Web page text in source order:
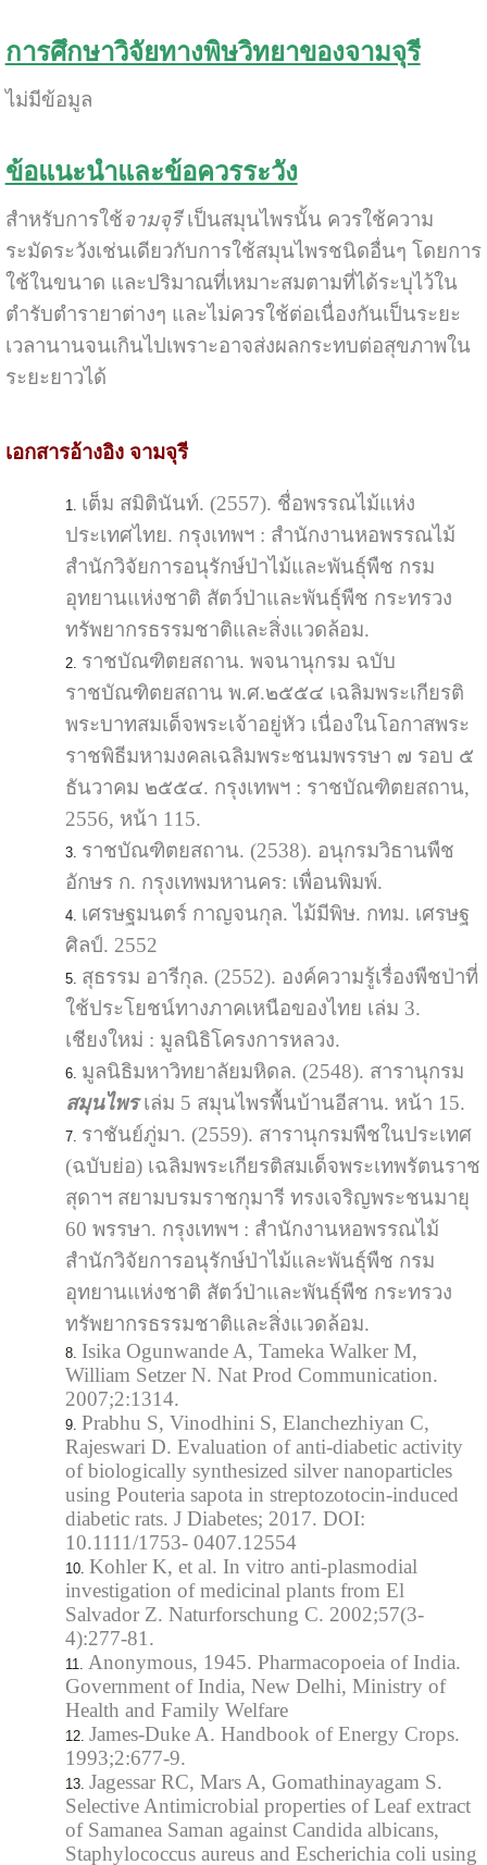
การศึกษาวิจัยทางพิษวิทยาของจามจุรี
ไม่มีข้อมูล
ข้อแนะนำและข้อควรระวัง
สำหรับการใช้จามจุรีเป็นสมุนไพรนั้น ควรใช้ความ
ระมัดระวังเช่นเดียวกับการใช้สมุนไพรชนิดอื่นๆ โดยการ
ใช้ในขนาด และปริมาณที่เหมาะสมตามที่ได้ระบุไว้ใน
ตำรับตำรายาต่างๆ และไม่ควรใช้ต่อเนื่องกันเป็นระยะ
เวลานานจนเกินไปเพราะอาจส่งผลกระทบต่อสุขภาพใน
ระยะยาวได้
เอกสารอ้างอิง จามจุรี
เต็ม สมิตินันท์. (2557). ชื่อพรรณไม้แห่ง
ประเทศไทย. กรุงเทพฯ : สำนักงานหอพรรณไม้
สำนักวิจัยการอนุรักษ์ป่าไม้และพันธุ์พืช กรม
อุทยานแห่งชาติ สัตว์ป่าและพันธุ์พืช กระทรวง
ทรัพยากรธรรมชาติและสิ่งแวดล้อม.
ราชบัณฑิตยสถาน. พจนานุกรม ฉบับ
ราชบัณฑิตยสถาน พ.ศ.๒๕๕๔ เฉลิมพระเกียรติ
พระบาทสมเด็จพระเจ้าอยู่หัว เนื่องในโอกาสพระ
ราชพิธีมหามงคลเฉลิมพระชนมพรรษา ๗ รอบ ๕
ธันวาคม ๒๕๕๔. กรุงเทพฯ : ราชบัณฑิตยสถาน,
2556, หน้า 115.
ราชบัณฑิตยสถาน. (2538). อนุกรมวิธานพืช
อักษร ก. กรุงเทพมหานคร: เพื่อนพิมพ์.
เศรษฐมนตร์ กาญจนกุล. ไม้มีพิษ. กทม. เศรษฐ
ศิลป์. 2552
สุธรรม อารีกุล. (2552). องค์ความรู้เรื่องพืชป่าที่
ใช้ประโยชน์ทางภาคเหนือของไทย เล่ม 3.
เชียงใหม่ : มูลนิธิโครงการหลวง.
มูลนิธิมหาวิทยาลัยมหิดล. (2548). สารานุกรม
สมุนไพรเล่ม 5 สมุนไพรพื้นบ้านอีสาน. หน้า 15.
ราชันย์ภู่มา. (2559). สารานุกรมพืชในประเทศ
(ฉบับย่อ) เฉลิมพระเกียรติสมเด็จพระเทพรัตนราช
สุดาฯ สยามบรมราชกุมารี ทรงเจริญพระชนมายุ
60 พรรษา. กรุงเทพฯ : สำนักงานหอพรรณไม้
สำนักวิจัยการอนุรักษ์ป่าไม้และพันธุ์พืช กรม
อุทยานแห่งชาติ สัตว์ป่าและพันธุ์พืช กระทรวง
ทรัพยากรธรรมชาติและสิ่งแวดล้อม.
Isika Ogunwande A, Tameka Walker M,
William Setzer N. Nat Prod Communication.
2007;2:1314.
Prabhu S, Vinodhini S, Elanchezhiyan C,
Rajeswari D. Evaluation of anti-diabetic activity
of biologically synthesized silver nanoparticles
using Pouteria sapota in streptozotocin-induced
diabetic rats. J Diabetes; 2017. DOI:
10.1111/1753- 0407.12554
Kohler K, et al. In vitro anti-plasmodial
investigation of medicinal plants from El
Salvador Z. Naturforschung C. 2002;57(3-
4):277-81.
Anonymous, 1945. Pharmacopoeia of India.
Government of India, New Delhi, Ministry of
Health and Family Welfare
James-Duke A. Handbook of Energy Crops.
1993;2:677-9.
Jagessar RC, Mars A, Gomathinayagam S.
Selective Antimicrobial properties of Leaf extract
of Samanea Saman against Candida albicans,
Staphylococcus aureus and Escherichia coli using